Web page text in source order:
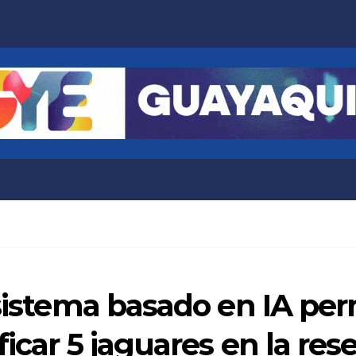
basado en IA
5 jaguares en la